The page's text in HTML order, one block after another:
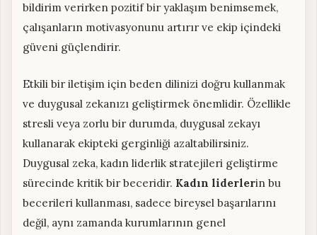
bildirim verirken pozitif bir yaklaşım benimsemek,
çalışanların motivasyonunu artırır ve ekip içindeki
güveni güçlendirir.
Etkili bir iletişim için beden dilinizi doğru kullanmak
ve duygusal zekanızı geliştirmek önemlidir. Özellikle
stresli veya zorlu bir durumda, duygusal zekayı
kullanarak ekipteki gerginliği azaltabilirsiniz.
Duygusal zeka, kadın liderlik stratejileri geliştirme
sürecinde kritik bir beceridir. Kadın liderlerin bu
becerileri kullanması, sadece bireysel başarılarını
değil, aynı zamanda kurumlarının genel